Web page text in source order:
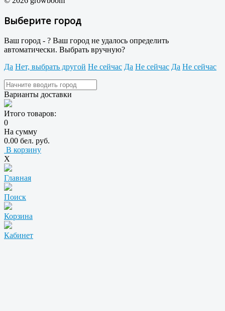
Выберите город
Ваш город - ? Ваш город не удалось определить
автоматически. Выбрать вручную?
Да Нет, выбрать другой Не сейчас Да Не сейчас Да Не сейчас
Варианты доставки
Итого товаров:
0
На сумму
0.00 бел. руб.
В корзину
X
Главная
Поиск
Корзина
Кабинет